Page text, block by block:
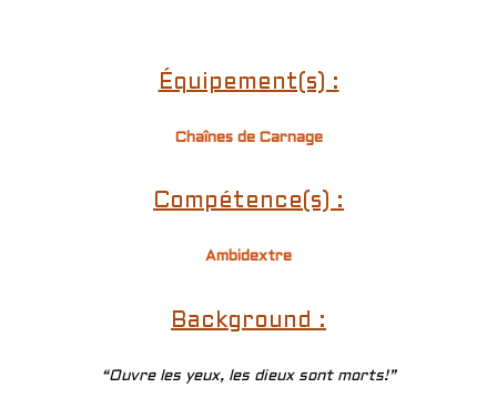
Équipement(s) :
Chaînes de Carnage
Compétence(s) :
Ambidextre
Background :
“Ouvre les yeux, les dieux sont morts!”